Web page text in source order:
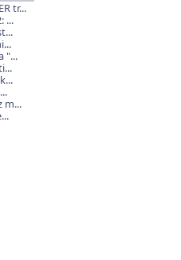
tr...
...
"...
m...